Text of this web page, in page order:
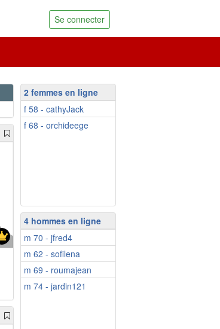
Se connecter
2 femmes en ligne
f 58 - cathyJack
f 68 - orchideege
4 hommes en ligne
m 70 - jfred4
m 62 - sofilena
m 69 - roumajean
m 74 - jardin121